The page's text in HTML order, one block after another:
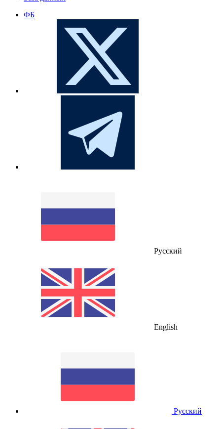
ФБ
Русский
English
Русский